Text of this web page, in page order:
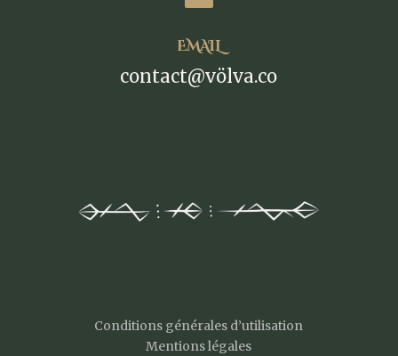
EMAIL
contact@völva.co
Conditions générales d’utilisation
Mentions légales